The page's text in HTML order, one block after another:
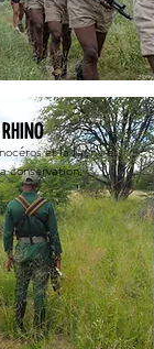
et la faune et
conservation.